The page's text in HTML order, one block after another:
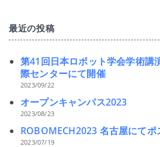
最近の投稿
第41回日本ロボット学会学術講
際センターにて開催
2023/09/22
オープンキャンパス2023
2023/08/23
ROBOMECH2023 名古屋にてポ
2023/07/19